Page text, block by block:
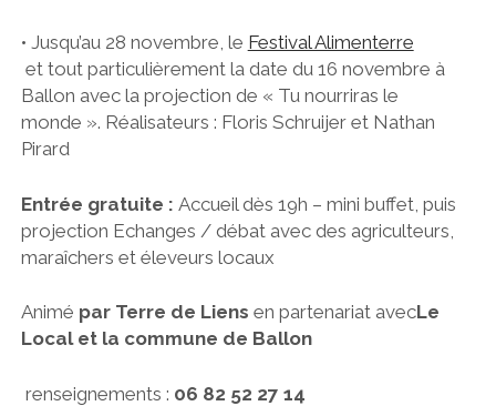
• Jusqu’au 28 novembre, le Festival Alimenterre
et tout particulièrement la date du 16 novembre à
Ballon avec la projection de « Tu nourriras le
monde ». Réalisateurs : Floris Schruijer et Nathan
Pirard
Entrée gratuite : Accueil dès 19h – mini buffet, puis
projection Echanges / débat avec des agriculteurs,
maraîchers et éleveurs locaux
Animé par Terre de Liens en partenariat avecLe
Local et la commune de Ballon
renseignements : 06 82 52 27 14